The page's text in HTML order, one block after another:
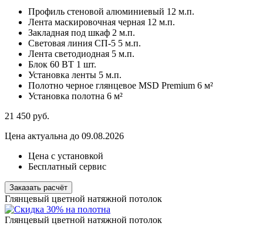
Профиль стеновой алюминиевый 12 м.п.
Лента маскировочная черная 12 м.п.
Закладная под шкаф 2 м.п.
Световая линия СП-5 5 м.п.
Лента светодиодная 5 м.п.
Блок 60 ВТ 1 шт.
Установка ленты 5 м.п.
Полотно черное глянцевое MSD Premium 6 м²
Установка полотна 6 м²
21 450 руб.
Цена актуальна до 09.08.2026
Цена с установкой
Бесплатный сервис
Заказать расчёт
Глянцевый цветной натяжной потолок
Глянцевый цветной натяжной потолок